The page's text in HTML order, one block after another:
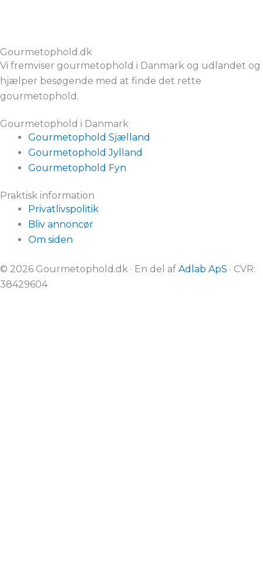
Gourmetophold.dk
Vi fremviser gourmetophold i Danmark og udlandet og
hjælper besøgende med at finde det rette
gourmetophold.
Gourmetophold i Danmark
Gourmetophold Sjælland
Gourmetophold Jylland
Gourmetophold Fyn
Praktisk information
Privatlivspolitik
Bliv annoncør
Om siden
© 2026 Gourmetophold.dk · En del af Adlab ApS · CVR:
38429604